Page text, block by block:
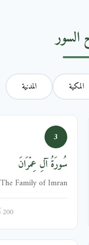
المكية المدنية
3
سُورَةُ آلِ عِمۡرَانَ
The Family of Imran
200 آية